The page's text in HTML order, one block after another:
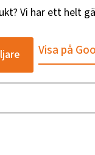
Vi har ett helt
Visa på